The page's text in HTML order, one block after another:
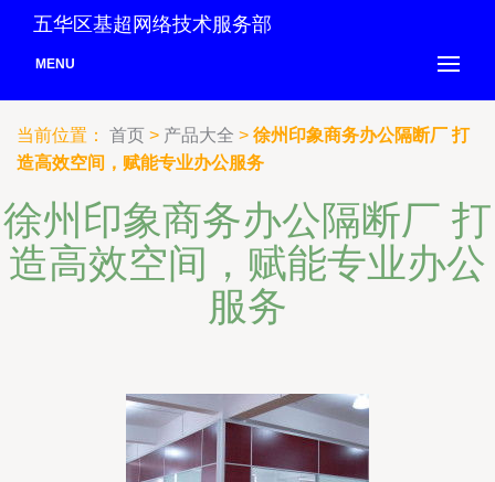
五华区基超网络技术服务部
MENU
当前位置： 首页 > 产品大全 > 徐州印象商务办公隔断厂 打
造高效空间，赋能专业办公服务
徐州印象商务办公隔断厂 打
造高效空间，赋能专业办公
服务